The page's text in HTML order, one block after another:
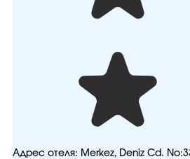
Адрес отеля: Merkez, Deniz Cd.